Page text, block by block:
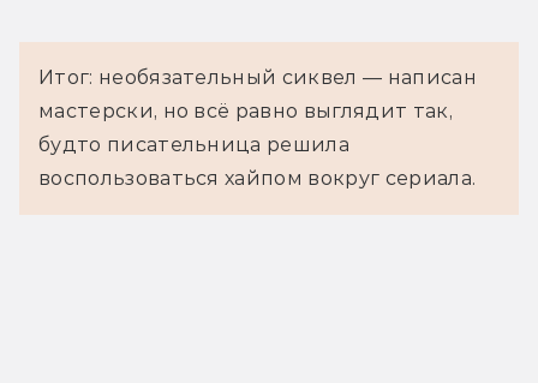
Итог: необязательный сиквел — написан
мастерски, но всё равно выглядит так,
будто писательница решила
воспользоваться хайпом вокруг сериала.